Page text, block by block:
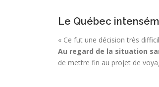
Le Québec
« Ce fut une décision très
Au regard de la situation
de mettre fin au projet de